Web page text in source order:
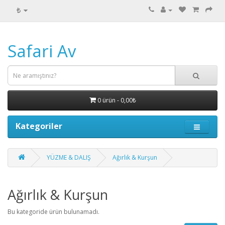
₺
Safari Av
0 ürün - 0,00₺
Kategoriler
YÜZME & DALIŞ Ağırlık & Kurşun
Ağırlık & Kurşun
Bu kategoride ürün bulunamadı.